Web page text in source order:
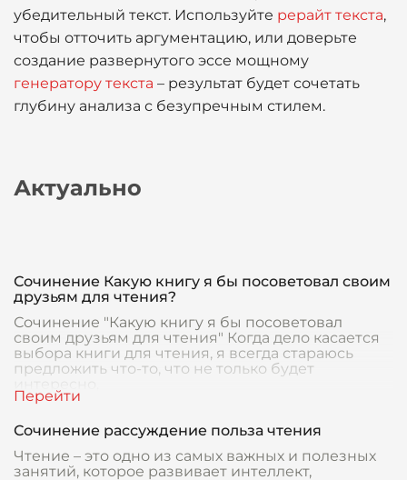
убедительный текст. Используйте рерайт текста,
чтобы отточить аргументацию, или доверьте
создание развернутого эссе мощному
генератору текста – результат будет сочетать
глубину анализа с безупречным стилем.
Актуально
Сочинение Какую книгу я бы посоветовал своим
друзьям для чтения?
Сочинение "Какую книгу я бы посоветовал
своим друзьям для чтения" Когда дело касается
выбора книги для чтения, я всегда стараюсь
предложить что-то, что не только будет
Сочинение рассуждение польза чтения
Чтение – это одно из самых важных и полезных
занятий, которое развивает интеллект,